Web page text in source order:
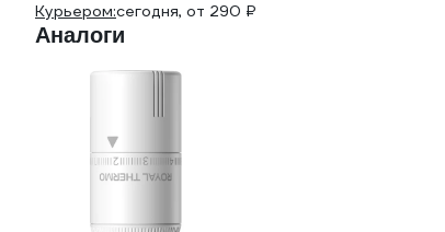
Курьером:сегодня, от 290 ₽
Аналоги